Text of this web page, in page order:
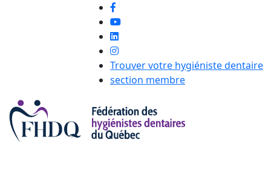
Trouver votre hygiéniste dentaire
section membre